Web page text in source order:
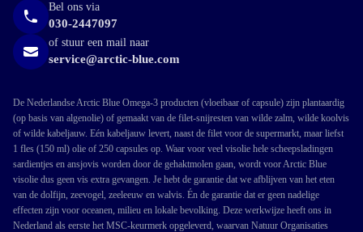
Bel ons via
030-2447097
of stuur een mail naar
service@arctic-blue.com
De Nederlandse Arctic Blue Omega-3 producten (vloeibaar of capsule) zijn plantaardig
(op basis van algenolie) of gemaakt van de filet-snijresten van wilde zalm, wilde koolvis
of wilde kabeljauw. Eén kabeljauw levert, naast de filet voor de supermarkt, maar liefst
1 fles (150 ml) olie of 250 capsules op. Waar voor veel visolie hele scheepsladingen
sardientjes en ansjovis worden door de gehaktmolen gaan, wordt voor Arctic Blue
visolie dus geen vis extra gevangen. Je hebt de garantie dat we afblijven van het eten
van de dolfijn, zeevogel, zeeleeuw en walvis. Én de garantie dat er geen nadelige
effecten zijn voor oceanen, milieu en lokale bevolking. Deze werkwijze heeft ons in
Nederland als eerste het MSC-keurmerk opgeleverd, waarvan Natuur Organisaties